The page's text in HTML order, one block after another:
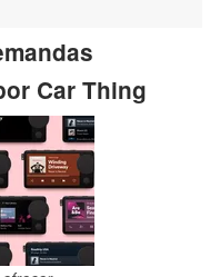
Car Thing